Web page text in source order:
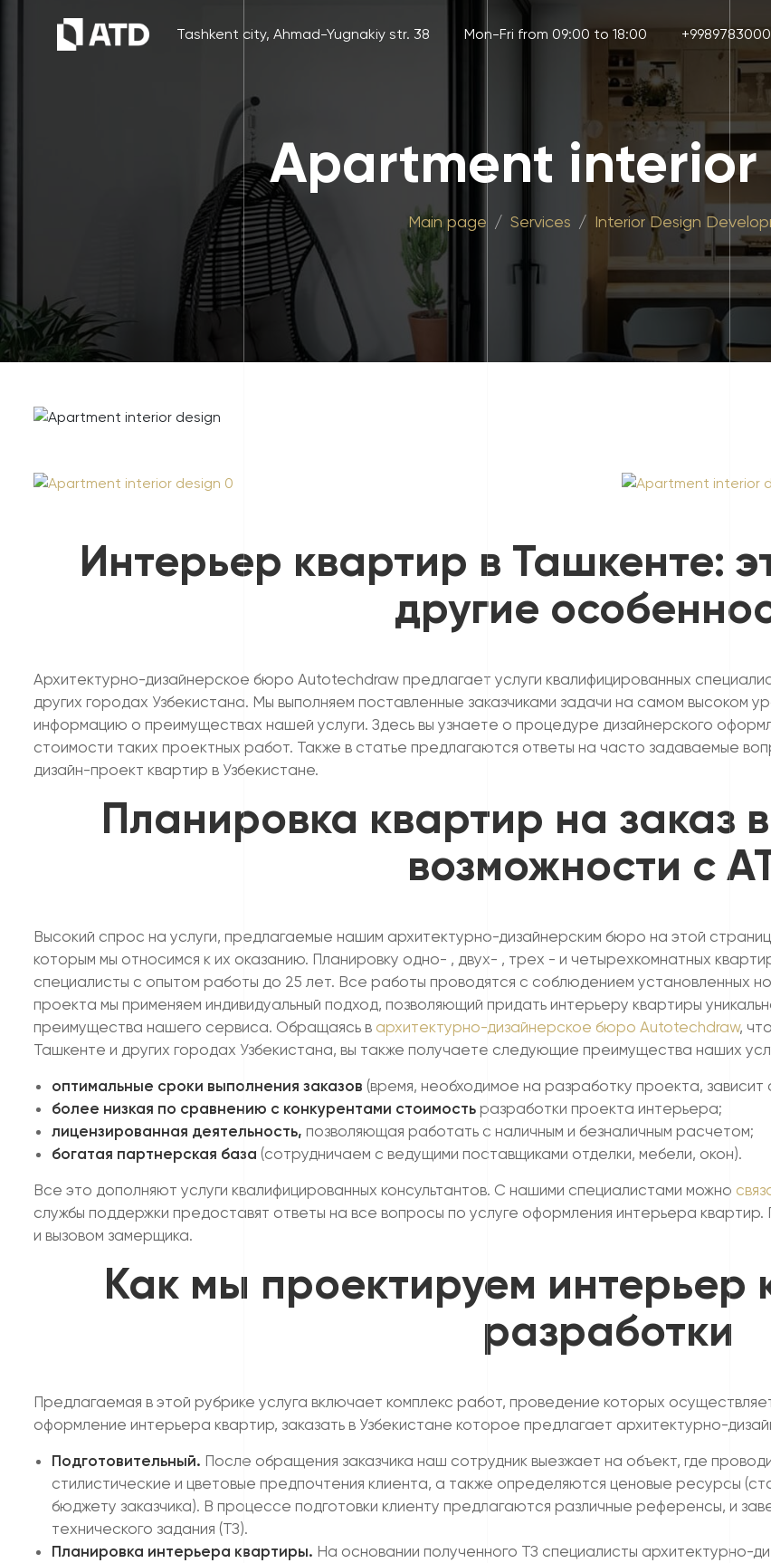
Tashkent city, Ahmad-Yugnakiy str. 38 Mon-Fri from 09:00 to 18:00
Apartment interior
Main page Services Interior Design
Интерьер квартир в Ташкенте:
другие
Архитектурно-дизайнерское бюро Autotechdraw предлагает услуги квалифицированных
других городах Узбекистана. Мы выполняем поставленные заказчиками задачи на самом высоком
информацию о преимуществах нашей услуги. Здесь вы узнаете о процедуре дизайнерского
стоимости таких проектных работ. Также в статье предлагаются ответы на часто задаваемые
дизайн-проект квартир в Узбекистане.
Планировка квартир на заказ
возможности с
Высокий спрос на услуги, предлагаемые нашим архитектурно-дизайнерским бюро на этой
которым мы относимся к их оказанию. Планировку одно- , двух- , трех - и четырехкомнатных
специалисты с опытом работы до 25 лет. Все работы проводятся с соблюдением установленных
проекта мы применяем индивидуальный подход, позволяющий придать интерьеру квартиры
преимущества нашего сервиса. Обращаясь в архитектурно-дизайнерское бюро Autotechdraw,
Ташкенте и других городах Узбекистана, вы также получаете следующие преимущества наших
оптимальные сроки выполнения заказов (время, необходимое на разработку проекта,
более низкая по сравнению с конкурентами стоимость разработки проекта интерьера;
лицензированная деятельность, позволяющая работать с наличным и безналичным расчетом;
богатая партнерская база (сотрудничаем с ведущими поставщиками отделки, мебели, окон).
Все это дополняют услуги квалифицированных консультантов. С нашими специалистами можно
службы поддержки предоставят ответы на все вопросы по услуге оформления интерьера
и вызовом замерщика.
Как мы проектируем интерьер
разработки
Предлагаемая в этой рубрике услуга включает комплекс работ, проведение которых
оформление интерьера квартир, заказать в Узбекистане которое предлагает архитектурно-
Подготовительный. После обращения заказчика наш сотрудник выезжает на объект, где
стилистические и цветовые предпочтения клиента, а также определяются ценовые ресурсы
бюджету заказчика). В процессе подготовки клиенту предлагаются различные референсы, и
технического задания (ТЗ).
Планировка интерьера квартиры. На основании полученного ТЗ специалисты архитектурно-